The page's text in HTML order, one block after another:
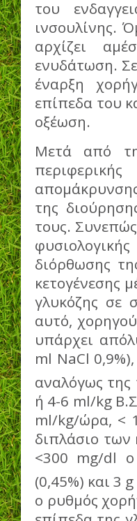
του
ινσουλίνης.
αρχίζει
ενυδάτωση.
έναρξη
επίπεδα του
οξέωση.
Μετά από
της
τους.
διόρθωσης
κετογένεσης
γλυκόζης σε
αυτό,
υπάρχει
ml NaCl
αναλόγως της
ή 4-6 ml/kg
ml/kg/ώρα, <
διπλάσιο
<300 mg/dl ο
(0,45%) και 3
ο ρυθμός